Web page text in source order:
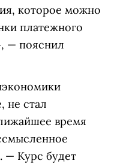
которое можно
платежного
— пояснил
не стал
время
— Курс будет